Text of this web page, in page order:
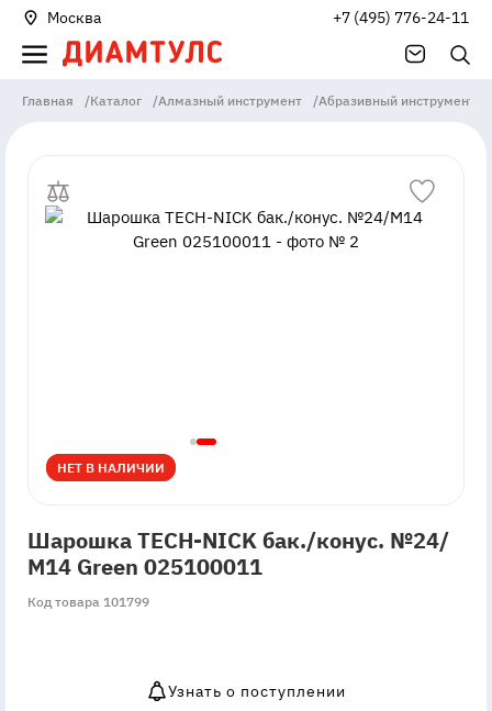
Москва +7 (495) 776-24-11
Главная /Каталог /Алмазный инструмент /Абразивный инструмент
НЕТ В НАЛИЧИИ
НЕТ В НАЛИЧИИ
Шарошка TECH-NICK бак./конус. №24/
М14 Green 025100011
Код товара 101799
Узнать о поступлении